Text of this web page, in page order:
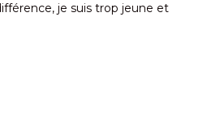
je suis trop jeune et